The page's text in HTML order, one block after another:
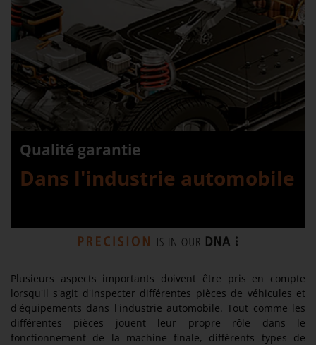
Qualité garantie
Dans l'industrie automobile
Plusieurs aspects importants doivent être pris en compte
lorsqu'il s'agit d'inspecter différentes pièces de véhicules et
d'équipements dans l'industrie automobile. Tout comme les
différentes pièces jouent leur propre rôle dans le
fonctionnement de la machine finale, différents types de